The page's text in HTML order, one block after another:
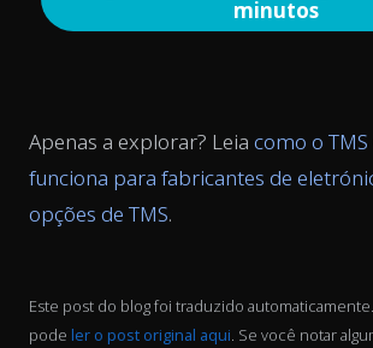
minutos
Apenas a explorar? Leia como o
funciona para fabricantes de
opções de TMS.
Este post do blog foi traduzido
pode ler o post original aqui. Se você notar